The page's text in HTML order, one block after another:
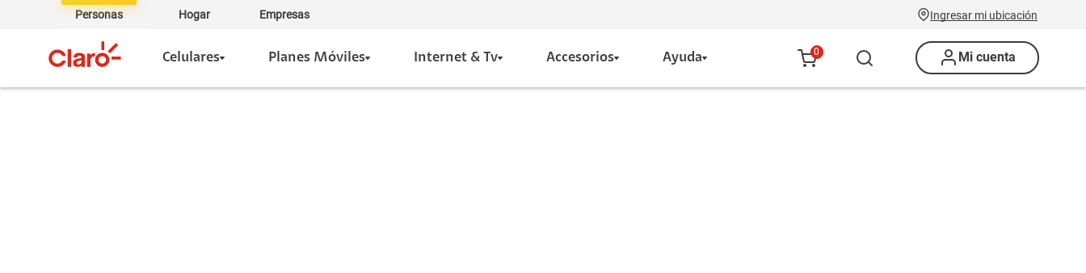
Personas Hogar Empresas Ingresar mi ubicación
Celulares Planes Móviles Internet & Tv Accesorios Ayuda 0 Mi cuenta